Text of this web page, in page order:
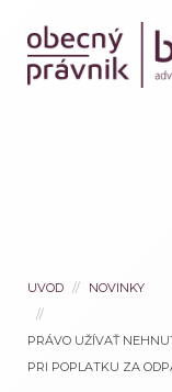
UVOD NOVINKY
PRÁVO UŽÍVAŤ
PRI POPLATKU ZA